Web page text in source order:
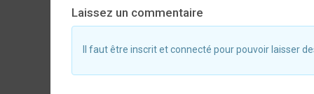
Laissez un commentaire
Il faut être inscrit et connecté pour pouvoir laisser